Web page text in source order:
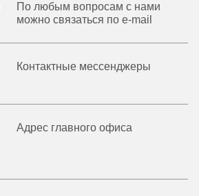
По любым вопросам с нами
можно связаться по e-mail
Контактные мессенджеры
Адрес главного офиса